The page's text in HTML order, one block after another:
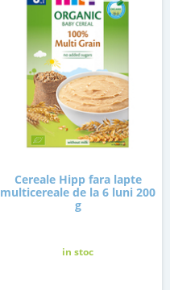
Cereale Hipp fara lapte
multicereale de la 6 luni 200
g
in stoc